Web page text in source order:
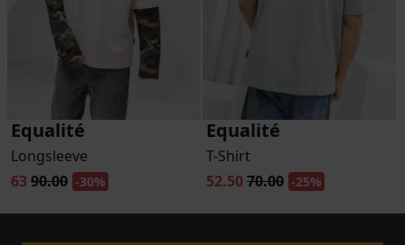
Equalité
Longsleeve
63 90.00 -30%
Equalité
T-Shirt
52.5070.00 -25%